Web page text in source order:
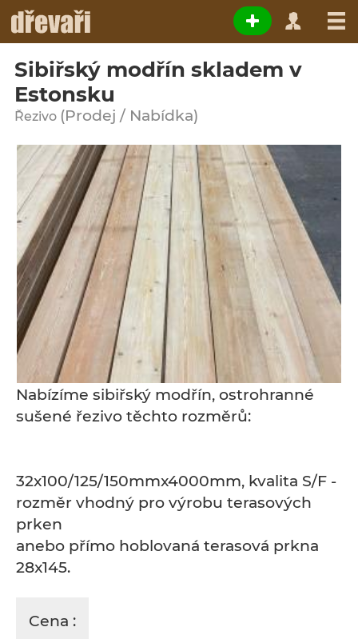
Sibiřský modřín skladem v
Estonsku
Řezivo (Prodej / Nabídka)
Nabízíme sibiřský modřín, ostrohranné
sušené řezivo těchto rozměrů:
32x100/125/150mmx4000mm, kvalita S/F -
rozměr vhodný pro výrobu terasových
prken
anebo přímo hoblovaná terasová prkna
28x145.
Cena :